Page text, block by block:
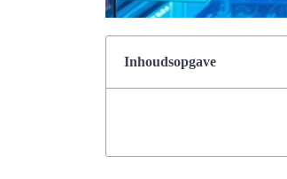
Inhoudsopgave